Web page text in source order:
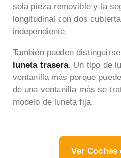
sola pieza removible y la
longitudinal con dos
independiente.
También pueden
luneta trasera. Un tipo de
ventanilla más porque
de una ventanilla más se
modelo de luneta fija.
Ver Coches